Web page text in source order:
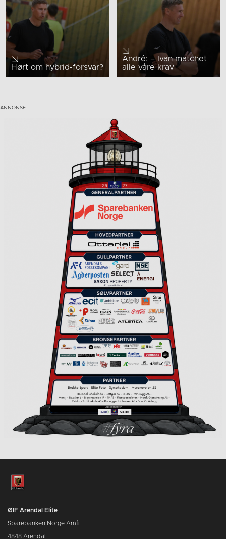
Hørt om hybrid-forsvar?
André: – Ivan matchet
alle våre krav
ØIF Arendal Elite
Sparebanken Norge Amfi
4848 Arendal